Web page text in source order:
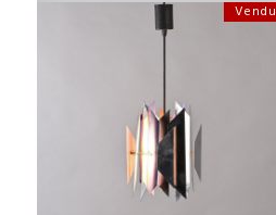
Vendu
SIMON HENNINGSEN, LYFA VERS 1962
HAUTEUR : 33 CM
REF :6845